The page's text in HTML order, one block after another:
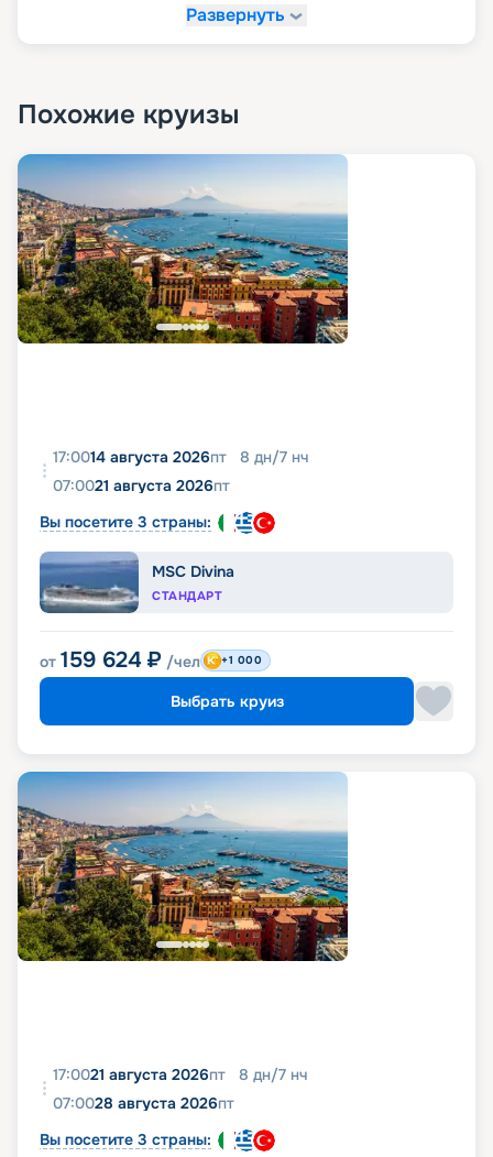
Развернуть
Похожие круизы
17:0014 августа 2026пт 8 дн/7 нч
07:0021 августа 2026пт
Вы посетите 3 страны:
MSC Divina
СТАНДАРТ
от 159 624 ₽ /чел +1 000
Выбрать круиз
17:0021 августа 2026пт 8 дн/7 нч
07:0028 августа 2026пт
Вы посетите 3 страны: